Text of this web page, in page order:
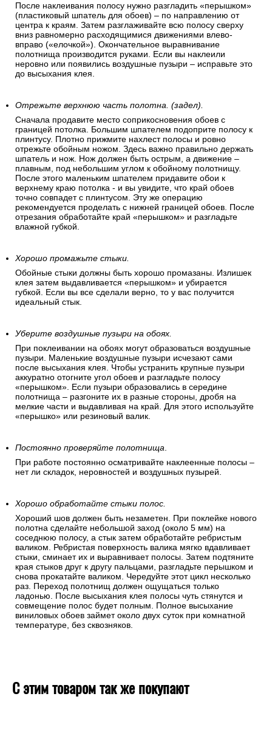
После наклеивания полосу нужно разгладить «перышком»
(пластиковый шпатель для обоев) – по направлению от
центра к краям. Затем разглаживайте всю полосу сверху
вниз равномерно расходящимися движениями влево-
вправо («елочкой»). Окончательное выравнивание
полотнища производится руками. Если вы наклеили
неровно или появились воздушные пузыри – исправьте это
до высыхания клея.
Отрежьте верхнюю часть полотна. (задел).
Сначала продавите место соприкосновения обоев с
границей потолка. Большим шпателем подоприте полосу к
плинтусу. Плотно прижмите нахлест полосы и ровно
отрежьте обойным ножом. Здесь важно правильно держать
шпатель и нож. Нож должен быть острым, а движение –
плавным, под небольшим углом к обойному полотнищу.
После этого маленьким шпателем придавите обои к
верхнему краю потолка - и вы увидите, что край обоев
точно совпадет с плинтусом. Эту же операцию
рекомендуется проделать с нижней границей обоев. После
отрезания обработайте край «перышком» и разгладьте
влажной губкой.
Хорошо промажьте стыки.
Обойные стыки должны быть хорошо промазаны. Излишек
клея затем выдавливается «перышком» и убирается
губкой. Если вы все сделали верно, то у вас получится
идеальный стык.
Уберите воздушные пузыри на обоях.
При поклеивании на обоях могут образоваться воздушные
пузыри. Маленькие воздушные пузыри исчезают сами
после высыхания клея. Чтобы устранить крупные пузыри
аккуратно отогните угол обоев и разгладьте полосу
«перышком». Если пузыри образовались в середине
полотнища – разгоните их в разные стороны, дробя на
мелкие части и выдавливая на край. Для этого используйте
«перышко» или резиновый валик.
Постоянно проверяйте полотнища.
При работе постоянно осматривайте наклеенные полосы –
нет ли складок, неровностей и воздушных пузырей.
Хорошо обработайте стыки полос.
Хороший шов должен быть незаметен. При поклейке нового
полотна сделайте небольшой заход (около 5 мм) на
соседнюю полосу, а стык затем обработайте ребристым
валиком. Ребристая поверхность валика мягко вдавливает
стыки, сминает их и выравнивает полосы. Затем подтяните
края стыков друг к другу пальцами, разгладьте перышком и
снова прокатайте валиком. Чередуйте этот цикл несколько
раз. Переход полотнищ должен ощущаться только
ладонью. После высыхания клея полосы чуть стянутся и
совмещение полос будет полным. Полное высыхание
виниловых обоев займет около двух суток при комнатной
температуре, без сквозняков.
С этим товаром так же покупают